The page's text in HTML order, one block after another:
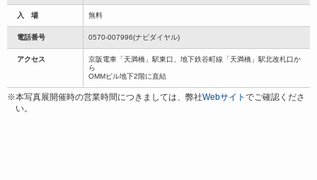
入 場 無料
電話番号 0570-007996(ナビダイヤル)
アクセス
京阪電車「天満橋」駅東口、地下鉄谷町線「天満橋」駅北改札口か
ら
OMMビル地下2階に直結
※本写真展開催時の営業時間につきましては、弊社Webサイト でご確認くださ
い。